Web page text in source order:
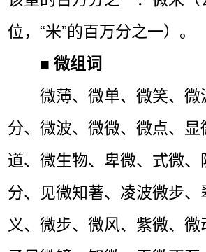
位，“米”的百万分之一）。
■微组词
微薄、微单、微笑、微
分、微波、微微、微点、显
道、微生物、卑微、式微、
分、见微知著、凌波微步、
义、微步、微风、紫微、微